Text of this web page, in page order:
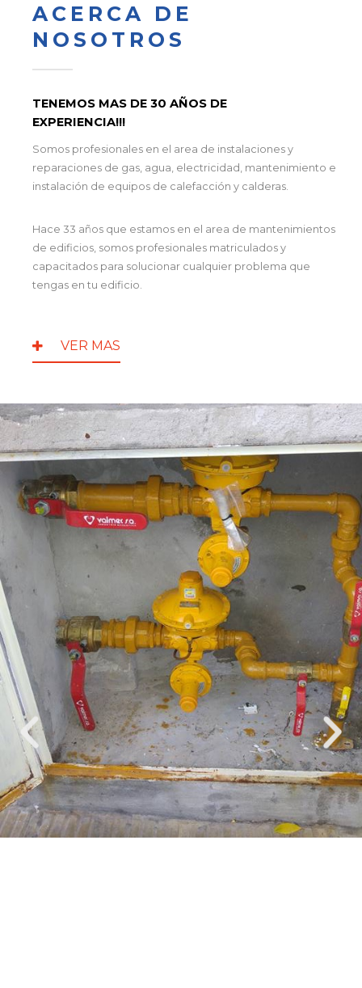
ACERCA DE
NOSOTROS
TENEMOS MAS DE 30 AÑOS DE
EXPERIENCIA!!!
Somos profesionales en el area de instalaciones y
reparaciones de gas, agua, electricidad, mantenimiento e
instalación de equipos de calefacción y calderas.
Hace 33 años que estamos en el area de mantenimientos
de edificios, somos profesionales matriculados y
capacitados para solucionar cualquier problema que
tengas en tu edificio.
VER MAS